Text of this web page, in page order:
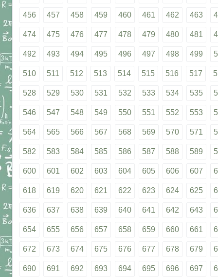
456 457 458 459 460 461 462 463
474 475 476 477 478 479 480 481
492 493 494 495 496 497 498 499
510 511 512 513 514 515 516 517
528 529 530 531 532 533 534 535
546 547 548 549 550 551 552 553
564 565 566 567 568 569 570 571
582 583 584 585 586 587 588 589
600 601 602 603 604 605 606 607
618 619 620 621 622 623 624 625
636 637 638 639 640 641 642 643
654 655 656 657 658 659 660 661
672 673 674 675 676 677 678 679
690 691 692 693 694 695 696 697